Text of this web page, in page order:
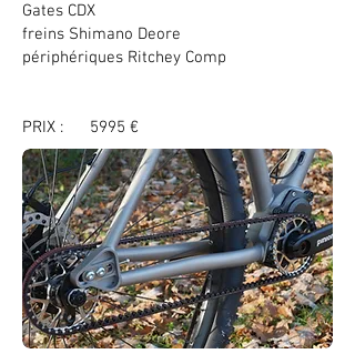
Gates CDX
freins Shimano Deore
périphériques Ritchey Comp
PRIX : 5995 €